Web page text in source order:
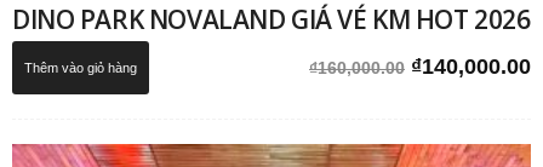
DINO PARK NOVALAND GIÁ VÉ KM HOT 2026
₫160,000.00 Giá
₫160,000.00.
₫140,000.00
Thêm vào giỏ hàng